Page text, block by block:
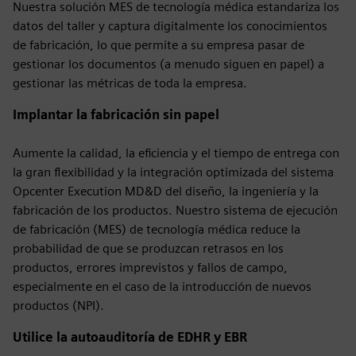
Nuestra solución MES de tecnología médica estandariza los
datos del taller y captura digitalmente los conocimientos
de fabricación, lo que permite a su empresa pasar de
gestionar los documentos (a menudo siguen en papel) a
gestionar las métricas de toda la empresa.
Implantar la fabricación sin papel
Aumente la calidad, la eficiencia y el tiempo de entrega con
la gran flexibilidad y la integración optimizada del sistema
Opcenter Execution MD&D del diseño, la ingeniería y la
fabricación de los productos. Nuestro sistema de ejecución
de fabricación (MES) de tecnología médica reduce la
probabilidad de que se produzcan retrasos en los
productos, errores imprevistos y fallos de campo,
especialmente en el caso de la introducción de nuevos
productos (NPI).
Utilice la autoauditoría de EDHR y EBR